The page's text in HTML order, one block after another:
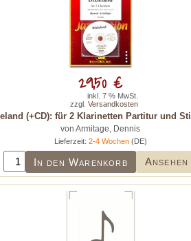
(+CD): für 2 Klarinetten Partitur und
von Armitage, Dennis
Lieferzeit: 2-4 Wochen(DE)
In den Warenkorb Ansehen
29,50 €
inkl. 7 % MwSt.
zzgl. Versandkosten